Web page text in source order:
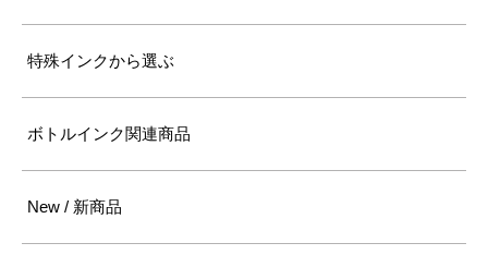
特殊インクから選ぶ
ボトルインク関連商品
New / 新商品